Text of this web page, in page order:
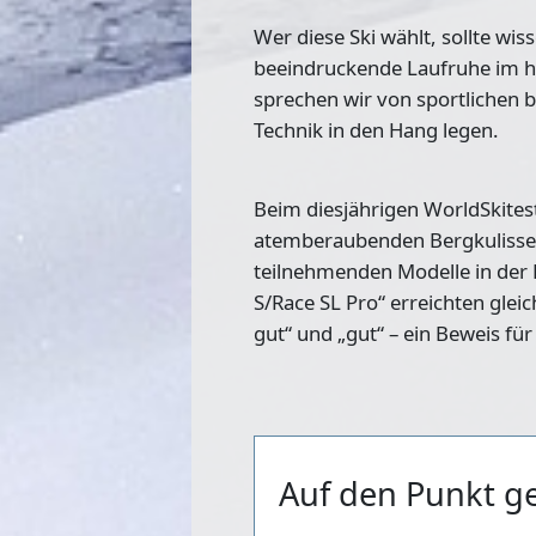
Wer diese Ski wählt, sollte
beeindruckende Laufruhe im
sprechen wir von sportlichen
Technik in den Hang legen.
Beim diesjährigen
atemberaubenden
teilnehmenden Modelle in der
S/Race SL Pro“ erreichten
gut“ und „gut“ – ein Beweis
Auf den Punkt